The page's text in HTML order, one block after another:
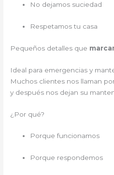
No dejamos suciedad
Respetamos tu casa
Pequeños detalles que
Ideal para emergencias y
Muchos clientes nos llaman
y después nos dejan su
¿Por qué?
Porque funcionamos
Porque respondemos